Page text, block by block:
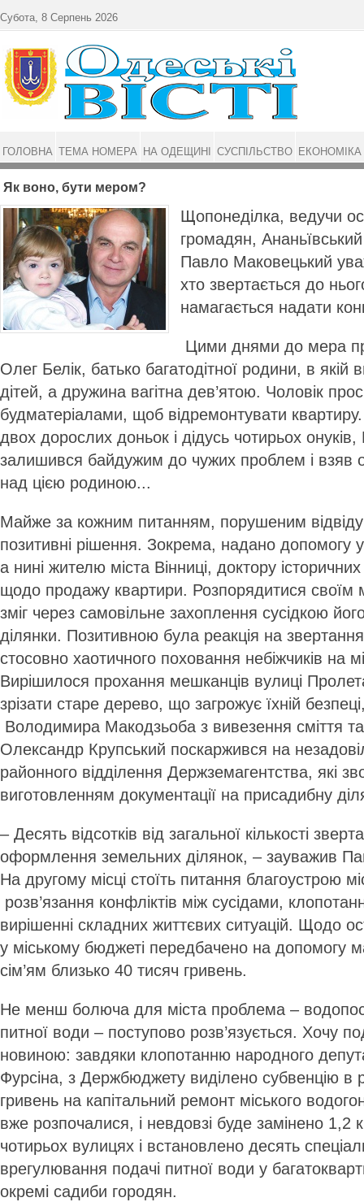
Як воно, бути мером?
Щопонеділка, ведучи
громадян,
Павло Маковецький
хто звертається до
намагається надати
Цими днями до мера
Олег Белік, батько багатодітної родини, в
дітей, а дружина вагітна дев’ятою. Чоловік
будматеріалами, щоб відремонтувати
двох дорослих доньок і дідусь чотирьох
залишився байдужим до чужих проблем і взяв
над цією родиною...
Майже за кожним питанням, порушеним
позитивні рішення. Зокрема, надано
а нині жителю міста Вінниці, доктору
щодо продажу квартири. Розпорядитися своїм
зміг через самовільне захоплення сусідкою
ділянки. Позитивною була реакція на
стосовно хаотичного поховання небіжчиків на
Вирішилося прохання мешканців вулиці
зрізати старе дерево, що загрожує їхній
Володимира Макодзьоба з вивезення сміття
Олександр Крупський поскаржився на
районного відділення Держземагентства, які
виготовленням документації на присадибну
– Десять відсотків від загальної кількості
оформлення земельних ділянок, – зауважив
На другому місці стоїть питання благоустрою
розв’язання конфліктів між сусідами,
вирішенні складних життєвих ситуацій. Щодо
у міському бюджеті передбачено на допомогу
сім’ям близько 40 тисяч гривень.
Не менш болюча для міста проблема –
питної води – поступово розв’язується. Хочу
новиною: завдяки клопотанню народного
Фурсіна, з Держбюджету виділено субвенцію в
гривень на капітальний ремонт міського
вже розпочалися, і невдовзі буде замінено 1,2
чотирьох вулицях і встановлено десять
врегулювання подачі питної води у
окремі садиби городян.
Субота, 8 Серпень 2026
ГОЛОВНА ТЕМА НОМЕРА НА ОДЕЩИНІ СУСПІЛЬСТВО ЕКОНОМІКА